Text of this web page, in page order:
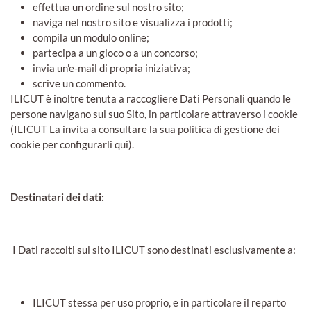
effettua un ordine sul nostro sito;
naviga nel nostro sito e visualizza i prodotti;
compila un modulo online;
partecipa a un gioco o a un concorso;
invia un'e-mail di propria iniziativa;
scrive un commento.
ILICUT è inoltre tenuta a raccogliere Dati Personali quando le
persone navigano sul suo Sito, in particolare attraverso i cookie
(ILICUT La invita a consultare la sua politica di gestione dei
cookie per configurarli qui).
Destinatari dei dati:
I Dati raccolti sul sito ILICUT sono destinati esclusivamente a:
ILICUT stessa per uso proprio, e in particolare il reparto